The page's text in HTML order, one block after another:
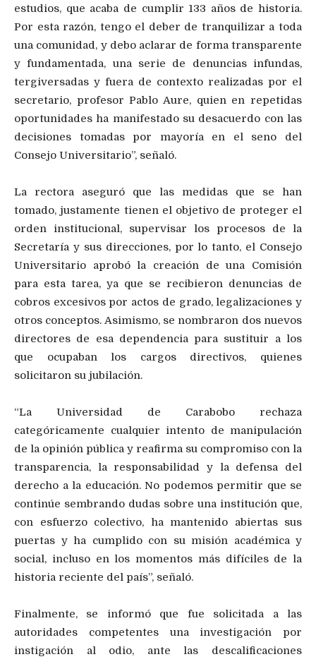
estudios, que acaba de cumplir 133 años de historia.
Por esta razón, tengo el deber de tranquilizar a toda
una comunidad, y debo aclarar de forma transparente
y fundamentada, una serie de denuncias infundas,
tergiversadas y fuera de contexto realizadas por el
secretario, profesor Pablo Aure, quien en repetidas
oportunidades ha manifestado su desacuerdo con las
decisiones tomadas por mayoría en el seno del
Consejo Universitario”, señaló.
La rectora aseguró que las medidas que se han
tomado, justamente tienen el objetivo de proteger el
orden institucional, supervisar los procesos de la
Secretaría y sus direcciones, por lo tanto, el Consejo
Universitario aprobó la creación de una Comisión
para esta tarea, ya que se recibieron denuncias de
cobros excesivos por actos de grado, legalizaciones y
otros conceptos. Asimismo, se nombraron dos nuevos
directores de esa dependencia para sustituir a los
que ocupaban los cargos directivos, quienes
solicitaron su jubilación.
“La Universidad de Carabobo rechaza
categóricamente cualquier intento de manipulación
de la opinión pública y reafirma su compromiso con la
transparencia, la responsabilidad y la defensa del
derecho a la educación. No podemos permitir que se
continúe sembrando dudas sobre una institución que,
con esfuerzo colectivo, ha mantenido abiertas sus
puertas y ha cumplido con su misión académica y
social, incluso en los momentos más difíciles de la
historia reciente del país”, señaló.
Finalmente, se informó que fue solicitada a las
autoridades competentes una investigación por
instigación al odio, ante las descalificaciones